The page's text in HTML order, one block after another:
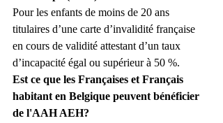
Pour les enfants de moins de 20 ans
titulaires d’une carte d’invalidité française
en cours de validité attestant d’un taux
d’incapacité égal ou supérieur à 50 %.
Est ce que les Françaises et Français
habitant en Belgique peuvent bénéficier
de l'AAH AEH?